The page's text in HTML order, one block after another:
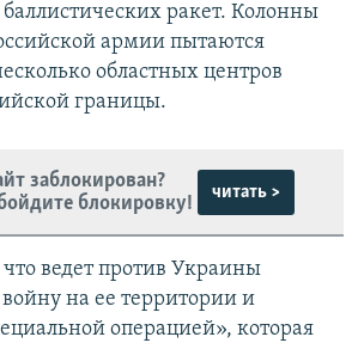
баллистических ракет. Колонны
армии пытаются
областных центров
границы.
заблокирован?
блокировку!
читать >
что ведет против Украины
на ее территории и
операцией», которая